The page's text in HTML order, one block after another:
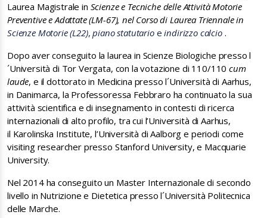
Laurea Magistrale in Scienze e Tecniche delle Attività Motorie
Preventive e Adattate (LM-67),nel Corso di Laurea Triennale in
Scienze Motorie (L22),piano statutarioeindirizzo calcio .
Dopo aver conseguito la laurea in Scienze Biologiche presso l
´Università di Tor Vergata, con la votazione di 110/110cum
laude, e il dottorato in Medicina presso l´Università di Aarhus,
in Danimarca, la Professoressa Febbraro ha continuato la sua
attività scientifica e di insegnamento in contesti di ricerca
internazionali di alto profilo, tra cui l’Università di Aarhus,
il Karolinska Institute, l’Università di Aalborg e periodi come
visiting researcher presso Stanford University,e Macquarie
University.
Nel 2014 ha conseguito un Master Internazionale di secondo
livello in Nutrizione e Dietetica presso l´Università Politecnica
delle Marche.